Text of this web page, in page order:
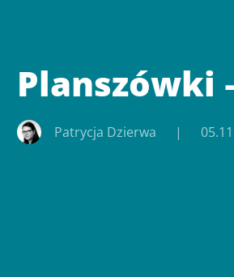
Planszówki
Patrycja Dzierwa